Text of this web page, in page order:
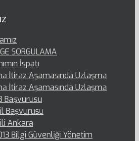
SORGULAMA
İspatı
İtiraz Aşamasında Uzlaşma
İtiraz Aşamasında Uzlaşma
Başvurusu
Başvurusu
Ankara
Bilgi Güvenliği Yönetim